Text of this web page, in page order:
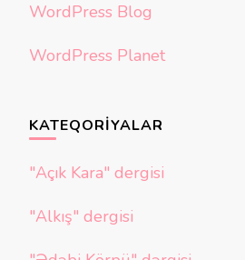
WordPress Blog
WordPress Planet
KATEQORIYALAR
"Açık Kara" dergisi
"Alkış" dergisi